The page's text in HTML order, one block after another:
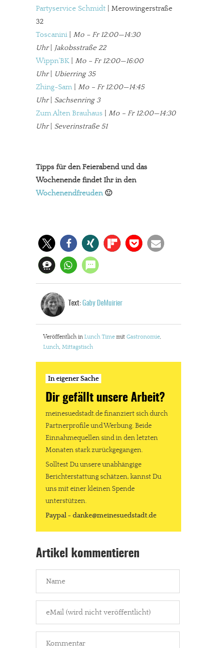
Partyservice Schmidt | Merowingerstraße
32
Toscanini
Mo – Fr 12:00—14:30
Uhr|
Jakobsstraße 22
Wippn’BK
Mo – Fr 12:00—16:00
Uhr|
Ubierring 35
Zhing-Sam
Mo – Fr 12:00—14:45
Uhr| Sachsenring 3
Zum Alten Brauhaus
Mo – Fr 12:00—14:30
Uhr| Severinstraße 51
Tipps für den Feierabend und das
Wochenende findet Ihr in den
Wochenendfreuden🙂
Text: Gaby DeMuirier
Veröffentlich in Lunch Time mit Gastronomie,
Lunch, Mittagstisch
In eigener Sache
Dir gefällt unsere Arbeit?
meinesuedstadt.de finanziert sich durch
Partnerprofile und Werbung. Beide
Einnahmequellen sind in den letzten
Monaten stark zurückgegangen.
Solltest Du unsere unabhängige
Berichterstattung schätzen, kannst Du
uns mit einer kleinen Spende
unterstützen.
Paypal - danke@meinesuedstadt.de
Artikel kommentieren